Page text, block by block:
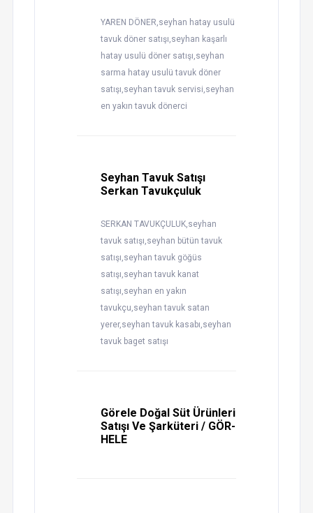
YAREN DÖNER,seyhan hatay usulü
tavuk döner satışı,seyhan kaşarlı
hatay usulü döner satışı,seyhan
sarma hatay usulü tavuk döner
satışı,seyhan tavuk servisi,seyhan
en yakın tavuk dönerci
Seyhan Tavuk Satışı
Serkan Tavukçuluk
SERKAN TAVUKÇULUK,seyhan
tavuk satışı,seyhan bütün tavuk
satışı,seyhan tavuk göğüs
satışı,seyhan tavuk kanat
satışı,seyhan en yakın
tavukçu,seyhan tavuk satan
yerer,seyhan tavuk kasabı,seyhan
tavuk baget satışı
Görele Doğal Süt Ürünleri
Satışı Ve Şarküteri / GÖR-
HELE